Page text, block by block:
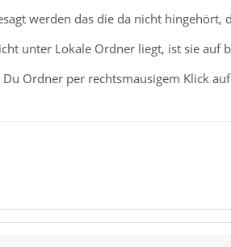
werden das die da nicht
unter Lokale Ordner liegt, ist sie auf
Ordner per rechtsmausigem Klick